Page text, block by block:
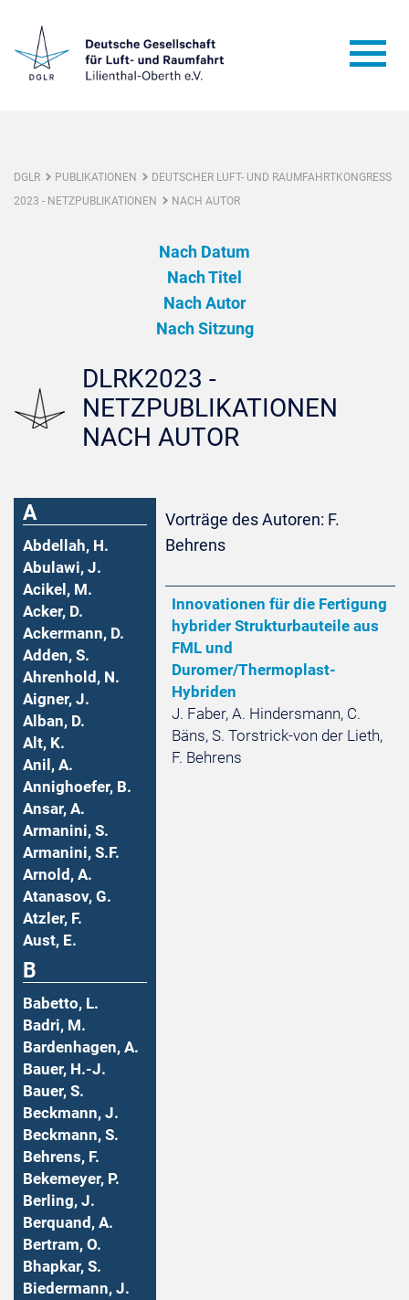
DGLR PUBLIKATIONEN
DEUTSCHER LUFT- UND RAUMFAHRTKONGRESS
2023 - NETZPUBLIKATIONEN
NACH AUTOR
Nach Datum
Nach Titel
Nach Autor
Nach Sitzung
DLRK2023 -
NETZPUBLIKATIONEN
NACH AUTOR
A
Abdellah, H.
Abulawi, J.
Acikel, M.
Acker, D.
Ackermann, D.
Adden, S.
Ahrenhold, N.
Aigner, J.
Alban, D.
Alt, K.
Anil, A.
Annighoefer, B.
Ansar, A.
Armanini, S.
Armanini, S.F.
Arnold, A.
Atanasov, G.
Atzler, F.
Aust, E.
B
Babetto, L.
Badri, M.
Bardenhagen, A.
Bauer, H.-J.
Bauer, S.
Beckmann, J.
Beckmann, S.
Behrens, F.
Bekemeyer, P.
Berling, J.
Berquand, A.
Bertram, O.
Bhapkar, S.
Biedermann, J.
Vorträge des Autoren: F.
Behrens
Innovationen für die Fertigung
hybrider Strukturbauteile aus
FML und
Duromer/Thermoplast-
Hybriden
J. Faber, A. Hindersmann, C.
Bäns, S. Torstrick-von der Lieth,
F. Behrens